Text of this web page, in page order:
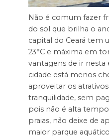
Não é comum fazer
do sol que brilha o
capital do Ceará tem
23°C e máxima em
vantagens de ir nesta
cidade está menos
aproveitar os
tranquilidade, sem
pois não é alta
praias, não deixe de
maior parque